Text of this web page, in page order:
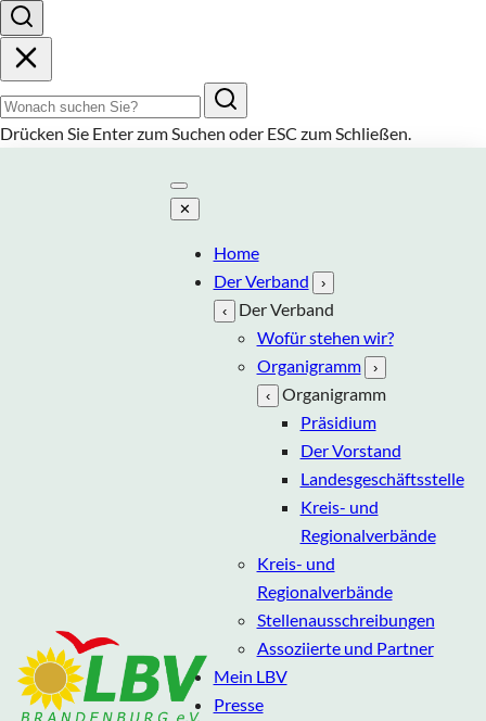
Suchbegriff
Drücken Sie Enterzum Suchen oder ESCzum Schließen.
✕
Home
Der Verband
›
‹
Der Verband
Wofür stehen wir?
Organigramm
›
‹
Organigramm
Präsidium
Der Vorstand
Landesgeschäftsstelle
Kreis- und
Regionalverbände
Kreis- und
Regionalverbände
Stellenausschreibungen
Assoziierte und Partner
Mein LBV
Presse